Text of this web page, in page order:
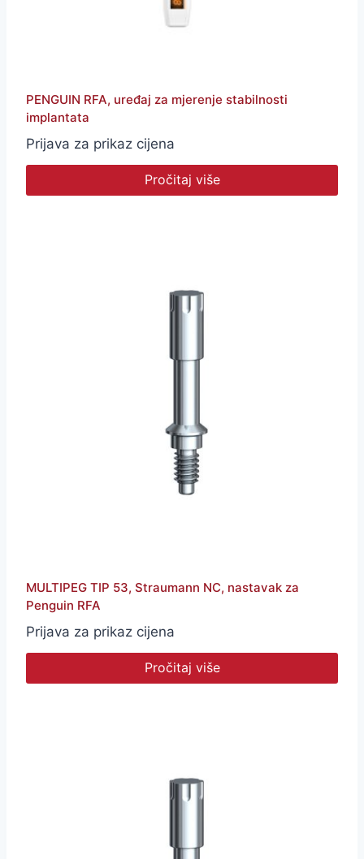
PENGUIN RFA, uređaj za mjerenje stabilnosti
implantata
Prijava za prikaz cijena
Pročitaj više
MULTIPEG TIP 53, Straumann NC, nastavak za
Penguin RFA
Prijava za prikaz cijena
Pročitaj više